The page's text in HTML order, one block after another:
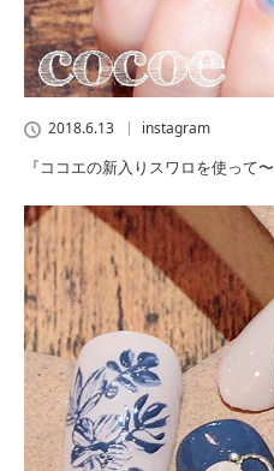
2018.6.13 instagram
『ココエの新入りスワロを使って〜